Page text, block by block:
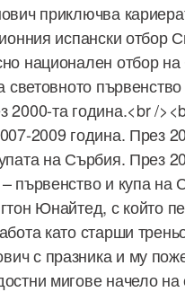
приключва
испански отбор
национален отбор
та година.<br /
2009 година. През
на Сърбия. През
първенство и купа
Юнайтед, с който
като старши
с празника и му
мигове начело на